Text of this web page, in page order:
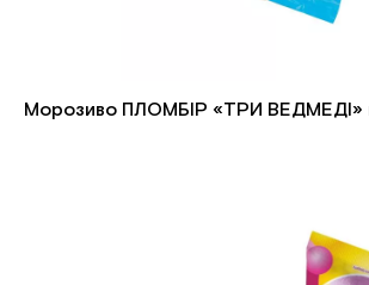
Морозиво ПЛОМБІР «ТРИ ВЕДМЕДІ»